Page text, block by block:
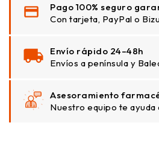
Pago 100% seguro
Con tarjeta, PayPal o
Envío rápido 24–48h
Envíos a península y
Asesoramiento
Nuestro equipo te ayuda